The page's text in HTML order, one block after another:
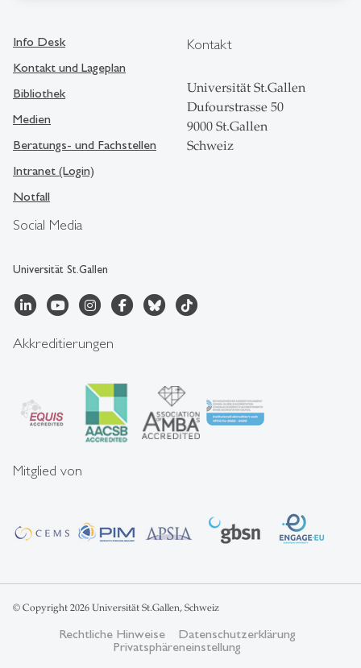
Social Media
Universität St.Gallen
Info Desk
Kontakt und Lageplan
Bibliothek
Medien
Beratungs- und Fachstellen
Intranet (Login)
Notfall
Kontakt
Universität St.Gallen
Dufourstrasse 50
9000 St.Gallen
Schweiz
Akkreditierungen
Mitglied von
© Copyright 2026 Universität St.Gallen, Schweiz
Rechtliche Hinweise
Datenschutzerklärung
Privatsphäreneinstellung